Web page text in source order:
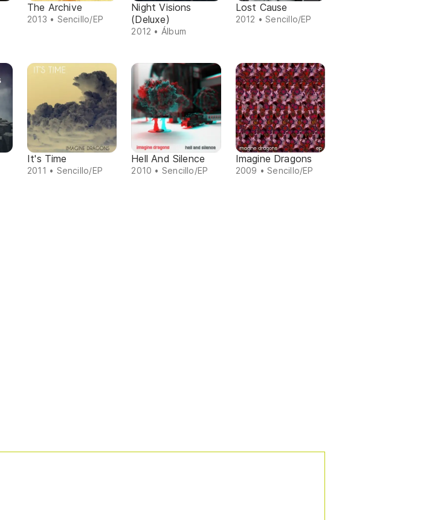
The Archive
2013 • Sencillo/EP
Night Visions
(Deluxe)
2012 • Álbum
Lost Cause
2012 • Sencillo/EP
It's Time
2011 • Sencillo/EP
Hell And Silence
2010 • Sencillo/EP
Imagine Dragons
2009 • Sencillo/EP